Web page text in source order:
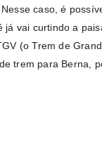
caso, é
vai curtindo a
(o Trem de
trem para Berna,